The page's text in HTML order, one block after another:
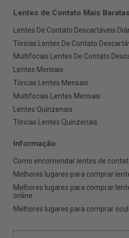
Lentes de Contato Mais Baratas
Lentes De Contato Descartáveis
Tóricas Lentes De Contato
Multifocais Lentes De Contato
Lentes Mensais
Tóricas Lentes Mensais
Multifocais Lentes Mensais
Lentes Quinzenais
Tóricas Lentes Quinzenais
Informação
Como encomendar lentes de
Melhores lugares para comprar
Melhores lugares para comprar
online
Melhores lugares para comprar